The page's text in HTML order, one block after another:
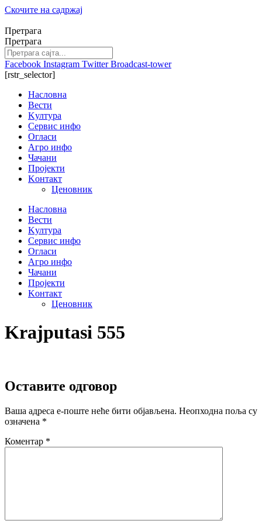
Скочите на садржај
Претрага
Претрага
Facebook Instagram Twitter Broadcast-tower
[rstr_selector]
Насловна
Вести
Kултура
Сервис инфо
Огласи
Агро инфо
Чачани
Пројекти
Kонтакт
Ценовник
Насловна
Вести
Kултура
Сервис инфо
Огласи
Агро инфо
Чачани
Пројекти
Kонтакт
Ценовник
Krajputasi 555
Оставите одговор
Ваша адреса е-поште неће бити објављена. Неопходна поља су
означена *
Коментар *